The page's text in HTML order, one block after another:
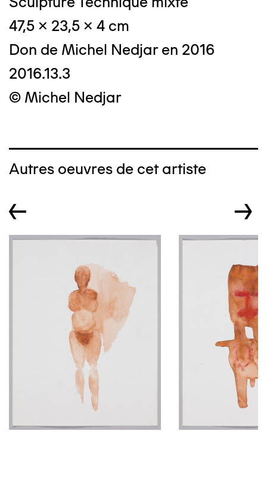
47,5 x 23,5 x 4 cm
Don de Michel Nedjar en 2016
2016.13.3
© Michel Nedjar
Autres oeuvres de cet artiste
← →